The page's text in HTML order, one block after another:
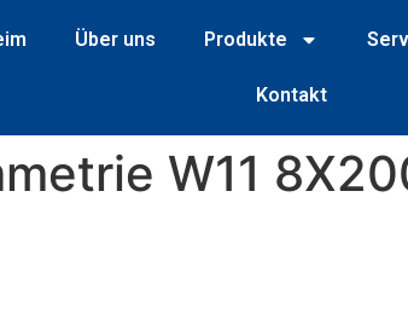
Über uns Produkte
Kontakt
W11